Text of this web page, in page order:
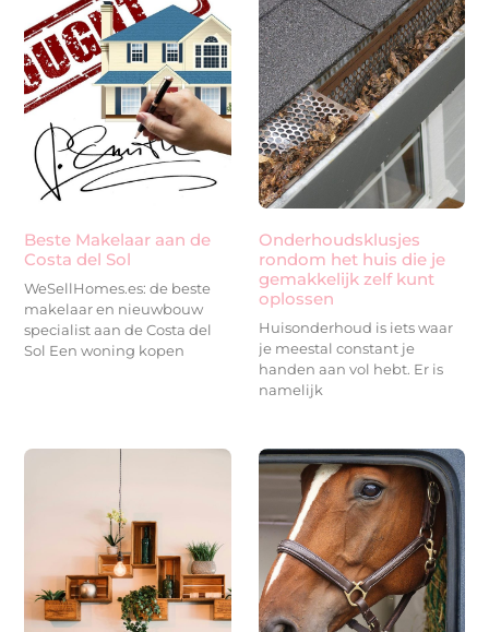
Beste Makelaar aan de
Costa del Sol
WeSellHomes.es: de beste
makelaar en nieuwbouw
specialist aan de Costa del
Sol Een woning kopen
Onderhoudsklusjes
rondom het huis die je
gemakkelijk zelf kunt
oplossen
Huisonderhoud is iets waar
je meestal constant je
handen aan vol hebt. Er is
namelijk